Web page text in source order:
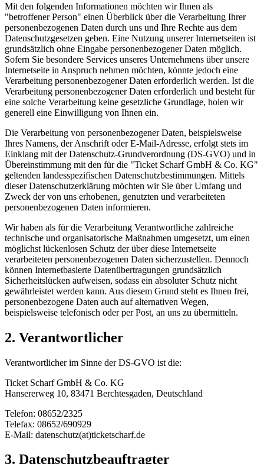
Mit den folgenden Informationen möchten wir Ihnen als
"betroffener Person" einen Überblick über die Verarbeitung Ihrer
personenbezogenen Daten durch uns und Ihre Rechte aus dem
Datenschutzgesetzen geben. Eine Nutzung unserer Internetseiten ist
grundsätzlich ohne Eingabe personenbezogener Daten möglich.
Sofern Sie besondere Services unseres Unternehmens über unsere
Internetseite in Anspruch nehmen möchten, könnte jedoch eine
Verarbeitung personenbezogener Daten erforderlich werden. Ist die
Verarbeitung personenbezogener Daten erforderlich und besteht für
eine solche Verarbeitung keine gesetzliche Grundlage, holen wir
generell eine Einwilligung von Ihnen ein.
Die Verarbeitung von personenbezogener Daten, beispielsweise
Ihres Namens, der Anschrift oder E-Mail-Adresse, erfolgt stets im
Einklang mit der Datenschutz-Grundverordnung (DS-GVO) und in
Übereinstimmung mit den für die "Ticket Scharf GmbH & Co. KG"
geltenden landesspezifischen Datenschutzbestimmungen. Mittels
dieser Datenschutzerklärung möchten wir Sie über Umfang und
Zweck der von uns erhobenen, genutzten und verarbeiteten
personenbezogenen Daten informieren.
Wir haben als für die Verarbeitung Verantwortliche zahlreiche
technische und organisatorische Maßnahmen umgesetzt, um einen
möglichst lückenlosen Schutz der über diese Internetseite
verarbeiteten personenbezogenen Daten sicherzustellen. Dennoch
können Internetbasierte Datenübertragungen grundsätzlich
Sicherheitslücken aufweisen, sodass ein absoluter Schutz nicht
gewährleistet werden kann. Aus diesem Grund steht es Ihnen frei,
personenbezogene Daten auch auf alternativen Wegen,
beispielsweise telefonisch oder per Post, an uns zu übermitteln.
2. Verantwortlicher
Verantwortlicher im Sinne der DS-GVO ist die:
Ticket Scharf GmbH & Co. KG
Hansererweg 10, 83471 Berchtesgaden, Deutschland
Telefon: 08652/2325
Telefax: 08652/690929
E-Mail: datenschutz(at)ticketscharf.de
3. Datenschutzbeauftragter